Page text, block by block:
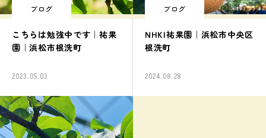
ブログ
こちらは勉強中です｜祐果
園｜浜松市根洗町
2023.05.03
ブログ
NHK|祐果園｜浜松市中央区
根洗町
2024.08.28